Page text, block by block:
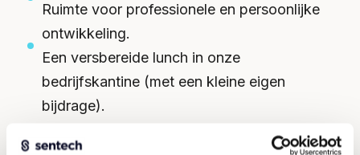
Ruimte voor professionele en persoonlijke
ontwikkeling.
Een versbereide lunch in onze
bedrijfskantine (met een kleine eigen
bijdrage).